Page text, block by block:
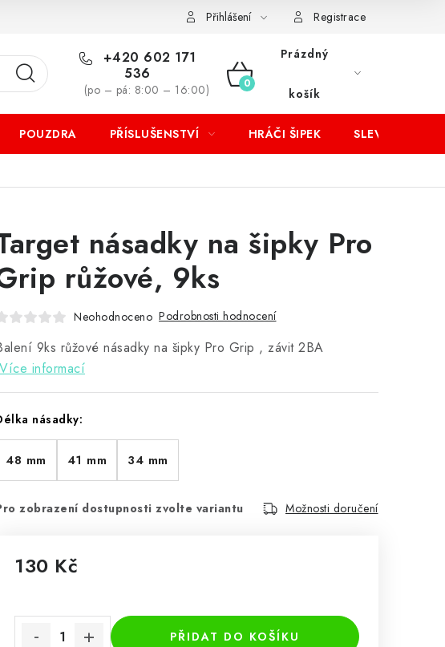
Přihlášení Registrace
+420 602 171
536
(po – pá: 8:00 – 16:00)
NÁKUPNÍ
KOŠÍK
Prázdný
košík
POUZDRA PŘÍSLUŠENSTVÍ HRÁČI ŠIPEK SLEVY
násadky na šipky Pro
růžové, 9ks
Neohodnoceno Podrobnosti hodnocení
9ks růžové násadky na šipky Pro Grip , závit 2BA
Více informací
násadky:
48 mm 41 mm 34 mm
zobrazení dostupnosti zvolte variantu Možnosti doručení
130 Kč
PŘIDAT DO KOŠÍKU